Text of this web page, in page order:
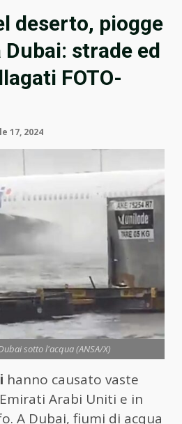
deserto, piogge
strade ed
FOTO-
17, 2024
sotto l'acqua (ANSA/X)
hanno causato vaste
Arabi Uniti e in
A Dubai, fiumi di acqua